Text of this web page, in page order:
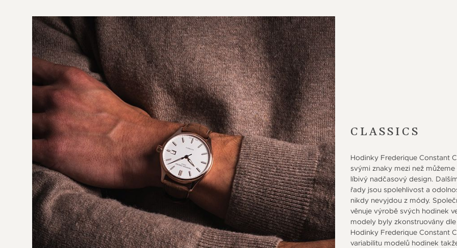
CLASSICS
Hodinky Frederique Constant
svými znaky mezi než
líbivý nadčasový design.
řady jsou spolehlivost a
nikdy nevyjdou z módy.
věnuje výrobě svých hodinek
modely byly zkonstruovány
Hodinky Frederique Constant
variabilitu modelů hodinek